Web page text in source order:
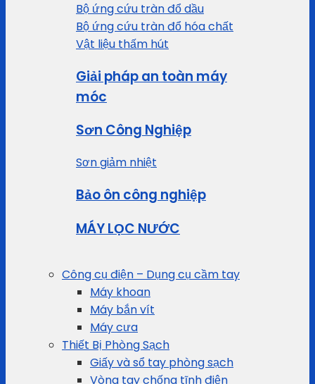
Bộ ứng cứu tràn đổ dầu
Bộ ứng cứu tràn đổ hóa chất
Vật liệu thấm hút
Giải pháp an toàn máy
móc
Sơn Công Nghiệp
Sơn giảm nhiệt
Bảo ôn công nghiệp
MÁY LỌC NƯỚC
Công cụ điện – Dụng cụ cầm tay
Máy khoan
Máy bắn vít
Máy cưa
Thiết Bị Phòng Sạch
Giấy và sổ tay phòng sạch
Vòng tay chống tĩnh điện